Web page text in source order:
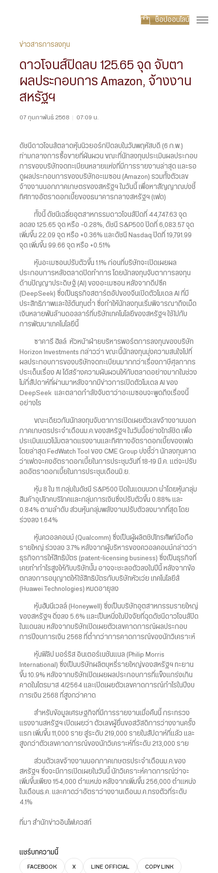
ช็อปออนไลน์
ข่าวสารการลงทุน
ดาวโจนส์ปิดลบ 125.65 จุด จับตา
ผลประกอบการ Amazon, จ้างงาน
สหรัฐฯ
07 กุมภาพันธ์ 2568 | 07:09 น.
ดัชนีดาวโจนส์ตลาดหุ้นนิวยอร์กปิดลบในวันพฤหัสบดี (6 ก.พ.)
ท่ามกลางการซื้อขายที่ผันผวน ขณะที่นักลงทุนประเมินผลประกอบ
การของบริษัทจดทะเบียนหลายแห่งที่มีการรายงานล่าสุด และรอ
ดูผลประกอบการของบริษัทอะเมซอน (Amazon) รวมทั้งตัวเลข
จ้างงานนอกภาคเกษตรของสหรัฐฯ ในวันนี้ เพื่อหาสัญญาณบ่งชี้
ทิศทางอัตราดอกเบี้ยของธนาคารกลางสหรัฐฯ (เฟด)
ทั้งนี้ ดัชนีเฉลี่ยอุตสาหกรรมดาวโจนส์ปิดที่ 44,747.63 จุด
ลดลง 125.65 จุด หรือ -0.28%, ดัชนี S&P500 ปิดที่ 6,083.57 จุด
เพิ่มขึ้น 22.09 จุด หรือ +0.36% และดัชนี Nasdaq ปิดที่ 19,791.99
จุด เพิ่มขึ้น 99.66 จุด หรือ +0.51%
หุ้นอะเมซอนปรับตัวขึ้น 1.1% ก่อนที่บริษัทจะเปิดเผยผล
ประกอบการหลังตลาดปิดทำการ โดยนักลงทุนจับตาการลงทุน
ด้านปัญญาประดิษฐ์ (AI) ของอะเมซอน หลังจากดีปซีค
(DeepSeek) ซึ่งเป็นธุรกิจสตาร์ตอัปของจีนเปิดตัวโมเดล AI ที่มี
ประสิทธิภาพและใช้ต้นทุนต่ำ ซึ่งทำให้นักลงทุนเริ่มพิจารณาถึงเม็ด
เงินหลายพันล้านดอลลาร์ที่บริษัทเทคโนโลยีของสหรัฐฯ ใช้ไปกับ
การพัฒนาเทคโนโลยีนี้
ซาคารี ฮิลล์ หัวหน้าฝ่ายบริหารพอร์ตการลงทุนของบริษัท
Horizon Investments กล่าวว่า ขณะนี้นักลงทุนมุ่งความสนใจไปที่
ผลประกอบการของบริษัทจดทะเบียนมากกว่าเรื่องภาษีศุลกากร
ประเด็นเรื่อง AI ได้สร้างความผันผวนให้กับตลาดอย่างมากในช่วง
ไม่กี่สัปดาห์ที่ผ่านมาหลังจากมีข่าวการเปิดตัวโมเดล AI ของ
DeepSeek และตลาดกำลังจับตาว่าอะเมซอนจะพูดถึงเรื่องนี้
อย่างไร
ขณะเดียวกันนักลงทุนจับตาการเปิดเผยตัวเลขจ้างงานนอก
ภาคเกษตรประจำเดือนม.ค.ของสหรัฐฯ ในวันนี้อย่างใกล้ชิด เพื่อ
ประเมินแนวโน้มตลาดแรงงานและทิศทางอัตราดอกเบี้ยของเฟด
โดยล่าสุด FedWatch Tool ของ CME Group บ่งชี้ว่า นักลงทุนคาด
ว่าเฟดจะคงอัตราดอกเบี้ยในการประชุมวันที่ 18-19 มี.ค. แต่จะปรับ
ลดอัตราดอกเบี้ยในการประชุมเดือนมิ.ย.
หุ้น 8 ใน 11 กลุ่มในดัชนี S&P500 ปิดในแดนบวก นำโดยหุ้นกลุ่ม
สินค้าอุปโภคบริโภคและกลุ่มการเงินซึ่งปรับตัวขึ้น 0.88% และ
0.84% ตามลำดับ ส่วนหุ้นกลุ่มพลังงานปรับตัวลงมากที่สุด โดย
ร่วงลง 1.64%
หุ้นควอลคอมม์ (Qualcomm) ซึ่งเป็นผู้ผลิตชิปโทรศัพท์มือถือ
รายใหญ่ ร่วงลง 3.7% หลังจากผู้บริหารของควอลคอมม์กล่าวว่า
ธุรกิจการให้สิทธิบัตร (patent-licensing business) ซึ่งเป็นธุรกิจที่
เคยทำกำไรสูงให้กับบริษัทนั้น อาจจะชะลอตัวลงในปีนี้ หลังจากข้อ
ตกลงการอนุญาตให้ใช้สิทธิบัตรกับบริษัทหัวเว่ย เทคโนโลยีส์
(Huawei Technologies) หมดอายุลง
หุ้นฮันนีเวลล์ (Honeywell) ซึ่งเป็นบริษัทอุตสาหกรรมรายใหญ่
ของสหรัฐฯ ดิ่งลง 5.6% และเป็นหนึ่งในปัจจัยที่ฉุดดัชนีดาวโจนส์ปิด
ในแดนลบ หลังจากบริษัทเปิดเผยตัวเลขคาดการณ์ผลประกอบ
การปีงบการเงิน 2568 ที่ต่ำกว่าการคาดการณ์ของนักวิเคราะห์
หุ้นฟิลิป มอร์ริส อินเตอร์เนชันแนล (Philip Morris
International) ซึ่งเป็นบริษัทผลิตบุหรี่รายใหญ่ของสหรัฐฯ ทะยาน
ขึ้น 10.9% หลังจากบริษัทเปิดเผยผลประกอบการที่แข็งแกร่งเกิน
คาดในไตรมาส 4/2564 และเปิดเผยตัวเลขคาดการณ์กำไรในปีงบ
การเงิน 2568 ที่สูงกว่าคาด
สำหรับข้อมูลเศรษฐกิจที่มีการรายงานเมื่อคืนนี้ กระทรวง
แรงงานสหรัฐฯ เปิดเผยว่า ตัวเลขผู้ยื่นขอสวัสดิการว่างงานครั้ง
แรก เพิ่มขึ้น 11,000 ราย สู่ระดับ 219,000 รายในสัปดาห์ที่แล้ว และ
สูงกว่าตัวเลขคาดการณ์ของนักวิเคราะห์ที่ระดับ 213,000 ราย
ส่วนตัวเลขจ้างงานนอกภาคเกษตรประจำเดือนม.ค.ของ
สหรัฐฯ ซึ่งจะมีการเปิดเผยในวันนี้ นักวิเคราะห์คาดการณ์ว่าจะ
เพิ่มขึ้นเพียง 154,000 ตำแหน่ง หลังจากเพิ่มขึ้น 256,000 ตำแหน่ง
ในเดือนธ.ค. และคาดว่าอัตราว่างงานเดือนม.ค.ทรงตัวที่ระดับ
4.1%
ที่มา สำนักข่าวอินโฟเควสท์
แชร์บทความนี้
FACEBOOK X LINE OFFICIAL COPY LINK